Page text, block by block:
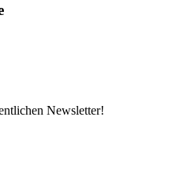
Newsletter!